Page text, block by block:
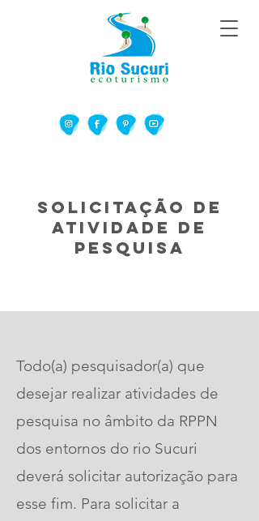
Solicitação de
Atividade de
Pesquisa
Todo(a) pesquisador(a) que
desejar realizar atividades de
pesquisa no âmbito da RPPN
dos entornos do rio Sucuri
deverá solicitar autorização para
esse fim. Para solicitar a